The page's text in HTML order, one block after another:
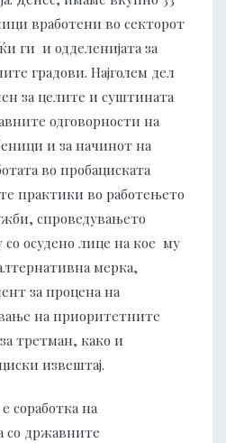
вработени во секторот
ги и одделенијата за
градови. Најголем дел
за целите и суштината
одговорности на
и за начинот на
во пробациската
практики во работењето
спроведувањето
со осудено лице на кое му
мерка,
за процена на
на приоритетните
третман, како и
извештај.
на
со државните